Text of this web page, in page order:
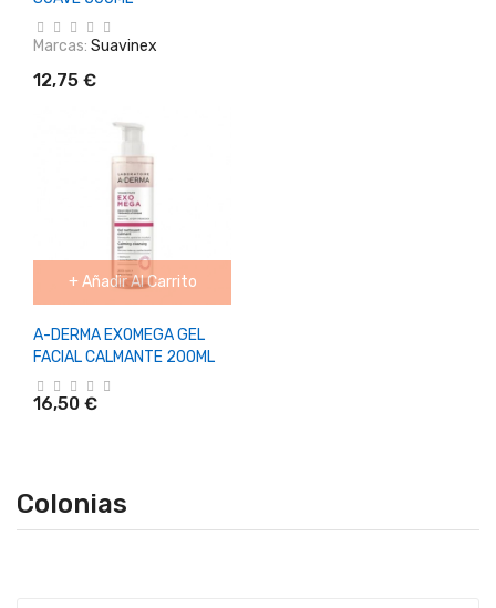
Marcas: Suavinex
12,75 €
+ Añadir Al Carrito
A-DERMA EXOMEGA GEL
FACIAL CALMANTE 200ML
16,50 €
Colonias